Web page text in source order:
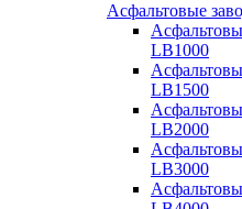
Асфальтовые
LB1000
LB1500
LB2000
LB3000